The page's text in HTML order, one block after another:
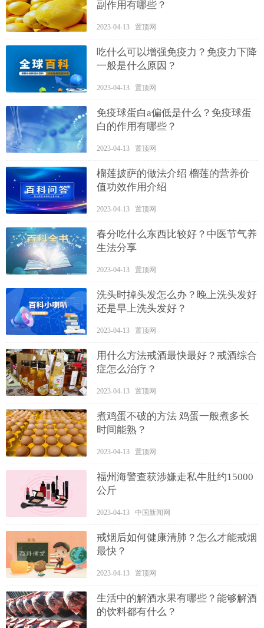
副作用有哪些？
2023-04-13 置顶网
吃什么可以增强免疫力？免疫力下降
一般是什么原因？
2023-04-13 置顶网
免疫球蛋白a偏低是什么？免疫球蛋
白的作用有哪些？
2023-04-13 置顶网
榴莲披萨的做法介绍 榴莲的营养价
值功效作用介绍
2023-04-13 置顶网
春分吃什么东西比较好？中医节气养
生法分享
2023-04-13 置顶网
洗头时掉头发怎么办？晚上洗头发好
还是早上洗头发好？
2023-04-13 置顶网
用什么方法戒酒最快最好？戒酒综合
症怎么治疗？
2023-04-13 置顶网
煮鸡蛋不破的方法 鸡蛋一般煮多长
时间能熟？
2023-04-13 置顶网
福州海警查获涉嫌走私牛肚约15000
公斤
2023-04-13 中国新闻网
戒烟后如何健康清肺？怎么才能戒烟
最快？
2023-04-13 置顶网
生活中的解酒水果有哪些？能够解酒
的饮料都有什么？